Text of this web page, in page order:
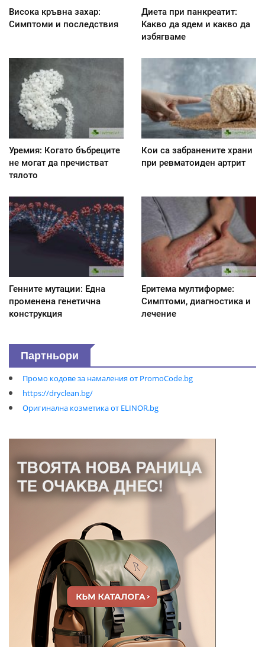
Висока кръвна захар:
Симптоми и последствия
Диета при панкреатит:
Kакво да ядем и какво да
избягваме
Уремия: Когато бъбреците
не могат да пречистват
тялото
Кои са забранените храни
при ревматоиден артрит
Генните мутации: Една
променена генетична
конструкция
Еритема мултиформе:
Симптоми, диагностика и
лечение
Партньори
Промо кодове за намаления от PromoCode.bg
https://dryclean.bg/
Оригинална козметика от ELINOR.bg